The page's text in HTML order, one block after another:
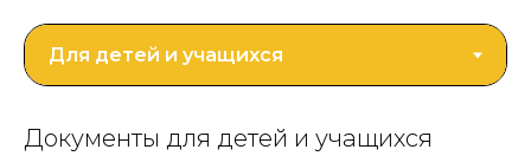
Документы для детей и учащихся